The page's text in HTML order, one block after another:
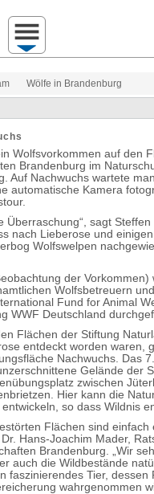
Wölfe in Brandenburg
Wolfsvorkommen auf den
Brandenburg im
Auf Nachwuchs wartete
automatische Kamera
Überraschung“, sagt
nach Lieberose und
Wolfswelpen
der Vorkommen)
Wolfsbetreuern
Fund for Animal
WWF Deutschland
Flächen der Stiftung
entdeckt worden waren,
Nachwuchs. Das
Gelände der
zwischen
Hier kann die
so dass Wildnis
Flächen sind einfach
Hans-Joachim Mader,
Brandenburg. „Wir
auch die Wildbestände
faszinierendes Tier, dessen
wahrgenommen